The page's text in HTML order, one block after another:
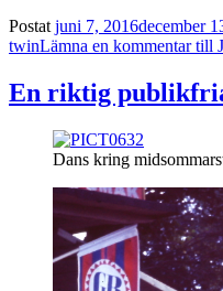
Postat juni 7, 2016december
twinLämna en kommentartill
En riktig
Dans kring